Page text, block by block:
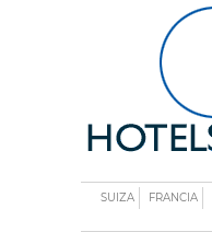
SUIZA FRANCIA